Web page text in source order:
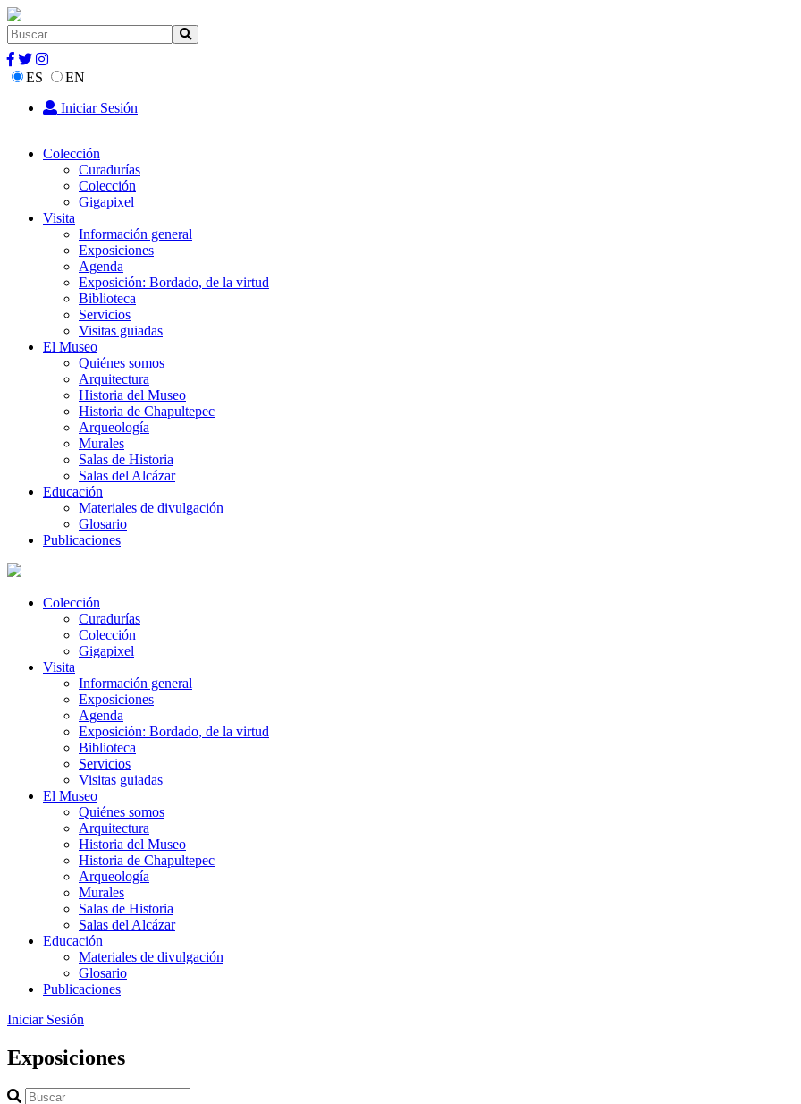
ES
EN
Iniciar Sesión
Colección
Curadurías
Colección
Gigapixel
Visita
Información general
Exposiciones
Agenda
Exposición: Bordado, de la virtud
Biblioteca
Servicios
Visitas guiadas
El Museo
Quiénes somos
Arquitectura
Historia del Museo
Historia de Chapultepec
Arqueología
Murales
Salas de Historia
Salas del Alcázar
Educación
Materiales de divulgación
Glosario
Publicaciones
Colección
Curadurías
Colección
Gigapixel
Visita
Información general
Exposiciones
Agenda
Exposición: Bordado, de la virtud
Biblioteca
Servicios
Visitas guiadas
El Museo
Quiénes somos
Arquitectura
Historia del Museo
Historia de Chapultepec
Arqueología
Murales
Salas de Historia
Salas del Alcázar
Educación
Materiales de divulgación
Glosario
Publicaciones
Iniciar Sesión
Exposiciones